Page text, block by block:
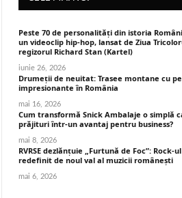
Peste 70 de personalități din istoria
un videoclip hip-hop, lansat de Ziua
regizorul Richard Stan (Kartel)
iunie 26, 2026
Drumeții de neuitat: Trasee montane cu
impresionante în România
mai 16, 2026
Cum transformă Snick Ambalaje o simplă
prăjituri într-un avantaj pentru business?
mai 8, 2026
RVRSE dezlănțuie „Furtună de Foc”: Rock-
redefinit de noul val al muzicii românești
mai 6, 2026